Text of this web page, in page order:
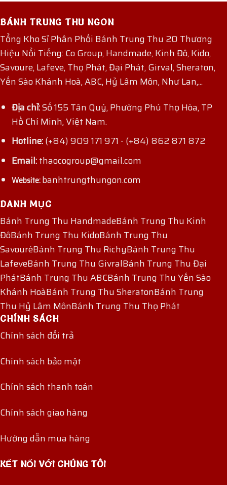
BÁNH TRUNG THU NGON
Tổng Kho Sỉ Phân Phối Bánh Trung Thu 20 Thương
Hiệu Nổi Tiếng: Co Group, Handmade, Kinh Đô, Kido,
Savoure, Lafeve, Thọ Phát, Đại Phát, Girval, Sheraton,
Yến Sào Khánh Hoà, ABC, Hỷ Lâm Môn, Như Lan,...
Địa chỉ:Số 155 Tân Quý, Phường Phú Thọ Hòa, TP
Hồ Chí Minh, Việt Nam.
Hotline:(+84) 909 171 971 - (+84) 862 871 872
Email:thaocogroup@gmail.com
Website:banhtrungthungon.com
DANH MỤC
Bánh Trung Thu HandmadeBánh Trung Thu Kinh
ĐôBánh Trung Thu KidoBánh Trung Thu
SavouréBánh Trung Thu RichyBánh Trung Thu
LafeveBánh Trung Thu GivralBánh Trung Thu Đại
PhátBánh Trung Thu ABCBánh Trung Thu Yến Sào
Khánh HoàBánh Trung Thu SheratonBánh Trung
Thu Hỷ Lâm MônBánh Trung Thu Thọ Phát
CHÍNH SÁCH
Chính sách đổi trả
Chính sách bảo mật
Chính sách thanh toán
Chính sách giao hàng
Hướng dẫn mua hàng
KẾT NỐI VỚI CHÚNG TÔI